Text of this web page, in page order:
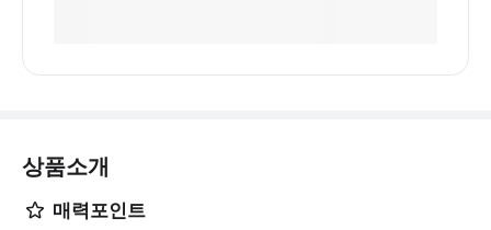
상품소개
매력포인트